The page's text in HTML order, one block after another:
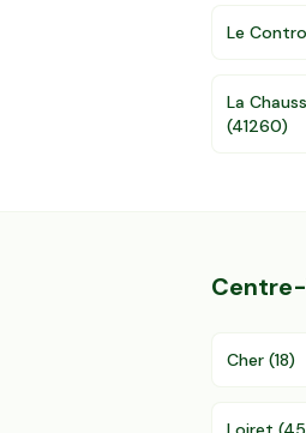
Le
La
(41260)
Cher (18)